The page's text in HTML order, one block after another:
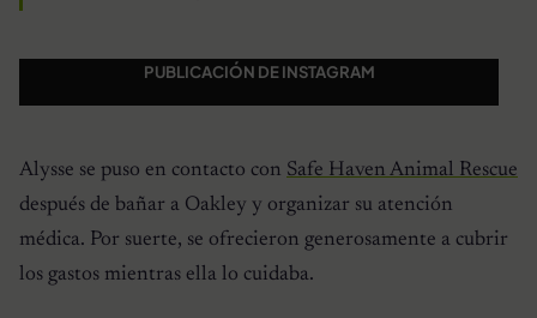
PUBLICACIÓN DE INSTAGRAM
Alysse se puso en contacto con Safe Haven Animal Rescue
después de bañar a Oakley y organizar su atención
médica. Por suerte, se ofrecieron generosamente a cubrir
los gastos mientras ella lo cuidaba.